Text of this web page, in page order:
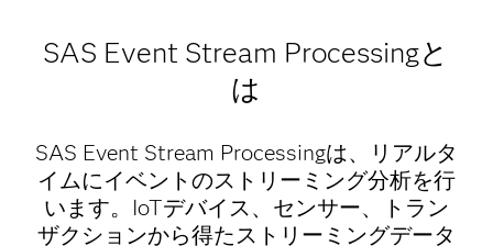
SAS Event Stream Processingと
は
SAS Event Stream Processingは、リアルタ
イムにイベントのストリーミング分析を行
います。IoTデバイス、センサー、トラン
ザクションから得たストリーミングデータ